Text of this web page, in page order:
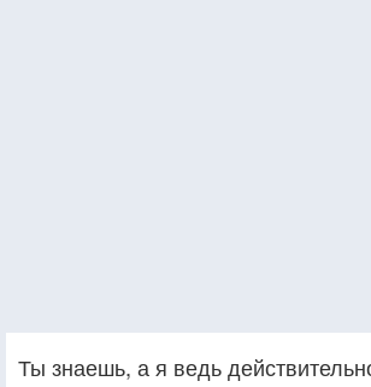
Ты знаешь, а я ведь